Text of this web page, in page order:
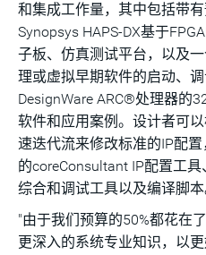
和集成工作量，其中包括带
Synopsys HAPS-DX基于
子板、仿真测试平台，以及
理或虚拟早期软件的启动、
DesignWare ARC®处理器的
软件和应用案例。设计者可
速迭代流来修改标准的IP配
的coreConsultant IP配置工
综合和调试工具以及编译脚本
"由于我们预算的50%都花在
更深入的系统专业知识，以